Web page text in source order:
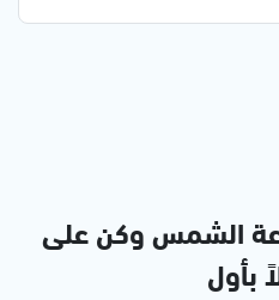
الشمس وكن على
بأول